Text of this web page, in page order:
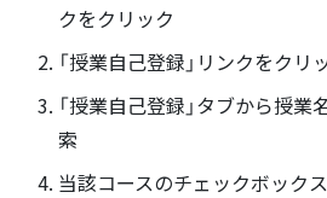
クをクリック
「授業自己登録」リンクをクリ
「授業自己登録」タブから授
索
当該コースのチェックボック